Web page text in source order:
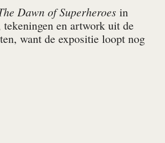
Dawn of Superheroes in
en artwork uit de
want de expositie loopt nog